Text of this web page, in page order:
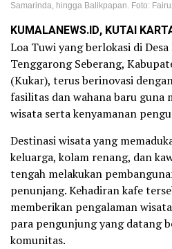
Samarinda, hingga Balikpapan. Foto:
KUMALANEWS.ID, KUTAI
Loa Tuwi yang berlokasi di
Tenggarong Seberang,
(Kukar), terus berinovasi
fasilitas dan wahana baru guna
wisata serta kenyamanan
Destinasi wisata yang
keluarga, kolam renang, dan
tengah melakukan
penunjang. Kehadiran kafe
memberikan pengalaman
para pengunjung yang datang
komunitas.